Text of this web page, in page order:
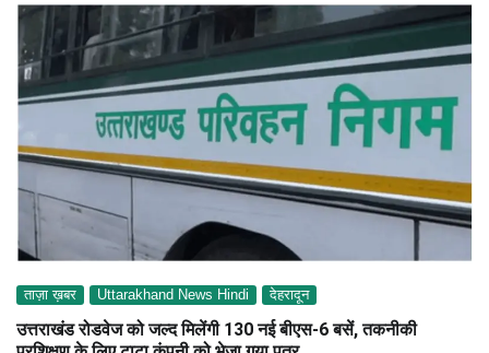
ताज़ा ख़बर Uttarakhand News Hindi देहरादून
उत्तराखंड रोडवेज को जल्द मिलेंगी 130 नई बीएस-6 बसें, तकनीकी